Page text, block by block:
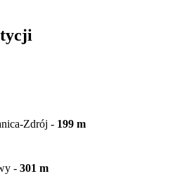
Zdrój - 199m
- 301 m